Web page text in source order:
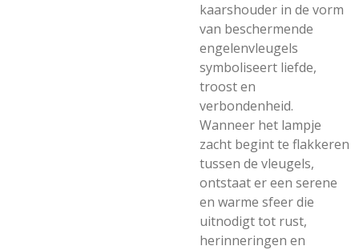
kaarshouder in de vorm
van beschermende
engelenvleugels
symboliseert liefde,
troost en
verbondenheid.
Wanneer het lampje
zacht begint te flakkeren
tussen de vleugels,
ontstaat er een serene
en warme sfeer die
uitnodigt tot rust,
herinneringen en